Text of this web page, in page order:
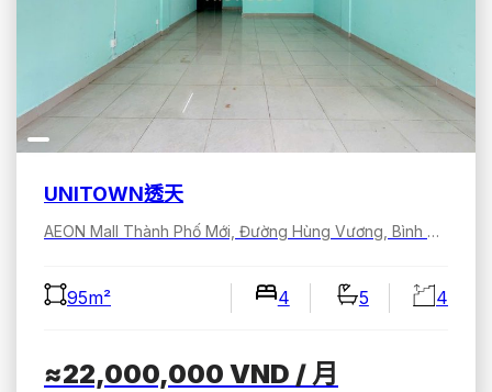
UNITOWN透天
AEON Mall Thành Phố Mới, Đường Hùng Vương, Bình Dương, Hồ Chí Minh, Việt Nam
95m² 4 5 4
≈22,000,000 VND / 月